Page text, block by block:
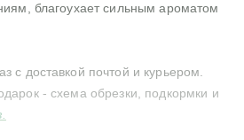
благоухает сильным ароматом
с доставкой почтой и курьером.
- схема обрезки, подкормки и